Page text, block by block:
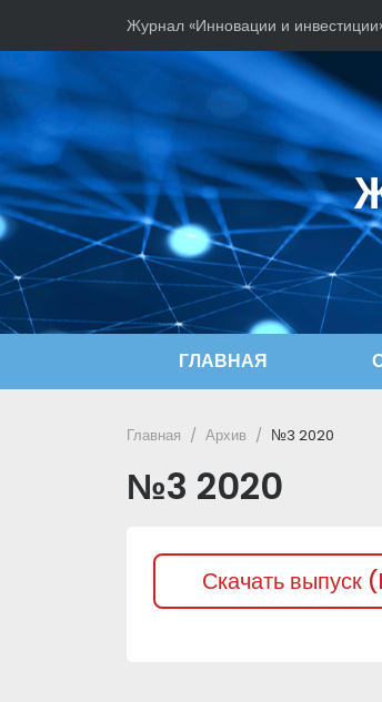
Журнал «Инновации и
ГЛАВНАЯ
Главная Архив №3 2020
№3 2020
Скачать выпуск